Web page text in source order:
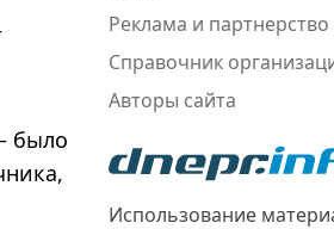
было
Реклама и партнерство
Справочник
Авторы сайта
Использование